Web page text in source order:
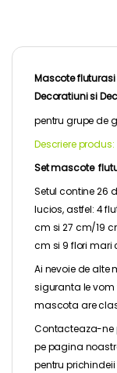
Mascote
Decoratiuni si
pentru grupe de
Descriere produs:
Set mascote
Setul contine 26
lucios, astfel: 4
cm si 27 cm/19
cm si 9 flori mari
Ai nevoie de alte
siguranta le
mascota are
Contacteaza-ne
pe pagina
pentru prichindeii